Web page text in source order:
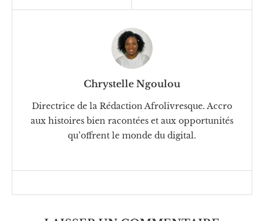
Chrystelle Ngoulou
Directrice de la Rédaction Afrolivresque. Accro
aux histoires bien racontées et aux opportunités
qu’offrent le monde du digital.